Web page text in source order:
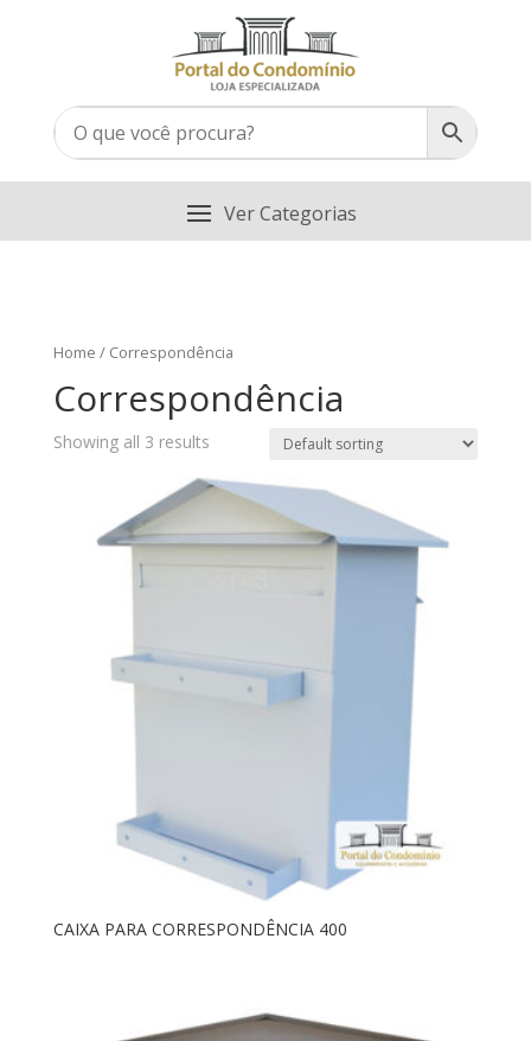
Home / Correspondência
Correspondência
Showing all 3 results
CAIXA PARA CORRESPONDÊNCIA 400